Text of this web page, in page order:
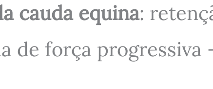
cauda equina:
de força